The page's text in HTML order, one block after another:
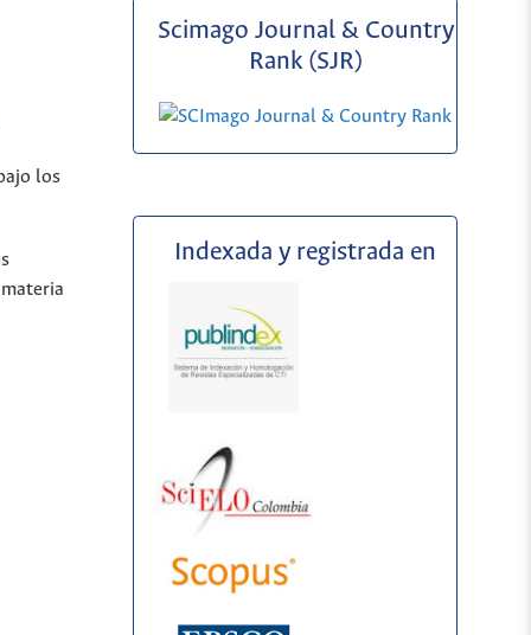
los
Scimago Journal & Country
Rank (SJR)
Indexada y registrada en